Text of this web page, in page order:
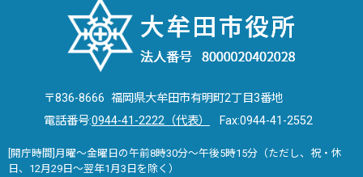
〒836-8666 福岡県大牟田市有明町2丁目3番地
電話番号:0944-41-2222（代表） Fax:0944-41-2552
[開庁時間]月曜～金曜日の午前8時30分～午後5時15分（ただし、祝・休
日、12月29日～翌年1月3日を除く）